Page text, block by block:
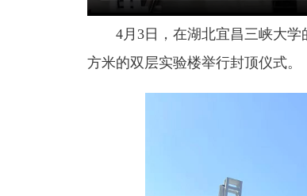
4月3日，在湖北宜昌三峡大
方米的双层实验楼举行封顶仪式。